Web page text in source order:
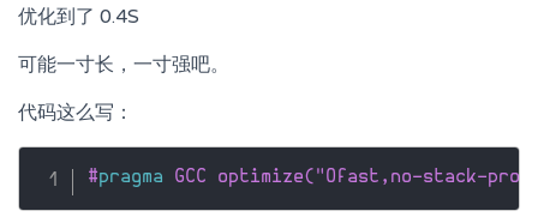
优化到了 0.4S
可能一寸长，一寸强吧。
代码这么写：
#pragma GCC optimize("Ofast,no-stack-